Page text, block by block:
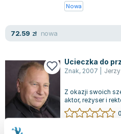
Nowa
72.59 zł nowa
Ucieczka do
Znak, 2007
Z okazji swoich
aktor, reżyser i
Stuhr, postanowił